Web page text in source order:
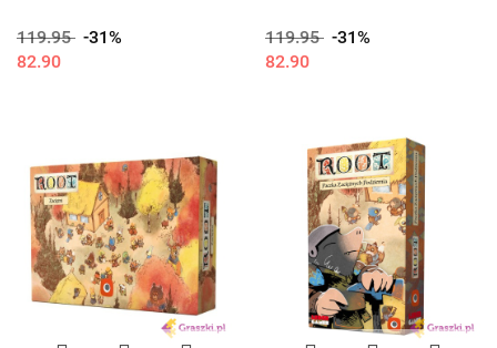
119.95 -31%
82.90
119.95 -31%
82.90